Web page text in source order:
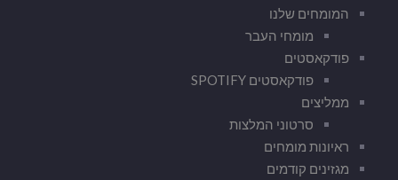
המומחים שלנו
מומחי העבר
פודקאסטים
פודקאסטים SPOTIFY
ממליצים
סרטוני המלצות
ראיונות מומחים
מגזינים קודמים